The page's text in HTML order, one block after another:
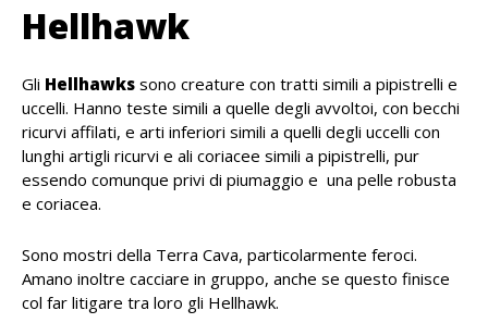
Hellhawk
Gli Hellhawks sono creature con tratti simili a pipistrelli e
uccelli. Hanno teste simili a quelle degli avvoltoi, con becchi
ricurvi affilati, e arti inferiori simili a quelli degli uccelli con
lunghi artigli ricurvi e ali coriacee simili a pipistrelli, pur
essendo comunque privi di piumaggio e una pelle robusta
e coriacea.
Sono mostri della Terra Cava, particolarmente feroci.
Amano inoltre cacciare in gruppo, anche se questo finisce
col far litigare tra loro gli Hellhawk.